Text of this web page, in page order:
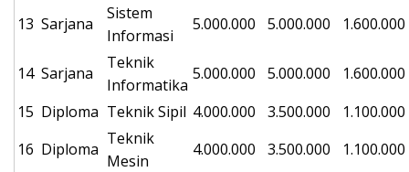
13 Sarjana
Sistem
Informasi
5.000.000 5.000.000 1.600.000
14 Sarjana
Teknik
Informatika
5.000.000 5.000.000
1.600.000
15 Diploma Teknik Sipil 4.000.000 3.500.000
1.100.000
16 Diploma
Teknik
Mesin
4.000.000 3.500.000 1.100.000